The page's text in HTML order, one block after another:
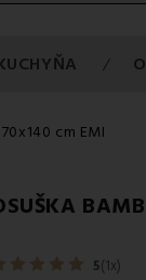
cm EMI
5(1x)